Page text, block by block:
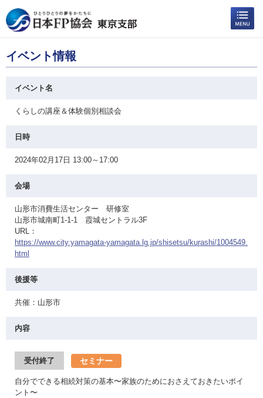
イベント情報
イベント名
くらしの講座＆体験個別相談会
日時
2024年02月17日 13:00～17:00
会場
山形市消費生活センター 研修室
山形市城南町1-1-1 霞城セントラル3F
URL：
https://www.city.yamagata-yamagata.lg.jp/shisetsu/kurashi/1004549.
html
後援等
共催：山形市
内容
受付終了 セミナー
自分でできる相続対策の基本〜家族のためにおさえておきたいポイ
ント〜